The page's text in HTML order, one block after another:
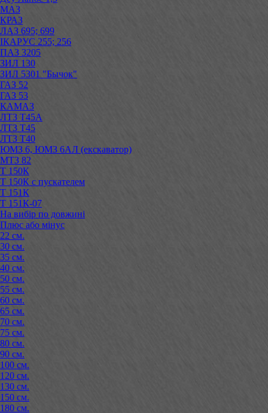
МАЗ
КРАЗ
ЛАЗ 695; 699
ІКАРУС 255; 256
ПАЗ 3205
ЗИЛ 130
ЗИЛ 5301 "Бычок"
ГАЗ 52
ГАЗ 53
КАМАЗ
ЛТЗ Т45А
ЛТЗ Т45
ЛТЗ Т40
ЮМЗ 6, ЮМЗ 6АЛ (екскаватор)
МТЗ 82
Т 150К
Т 150К с пускателем
Т 151К
Т 151К-07
На вибір по довжині
Плюс або мінус
22 см.
30 см.
35 см.
40 см.
50 см.
55 см.
60 см.
65 см.
70 см.
75 см.
80 см.
90 см.
100 см.
120 см.
130 см.
150 см.
180 см.